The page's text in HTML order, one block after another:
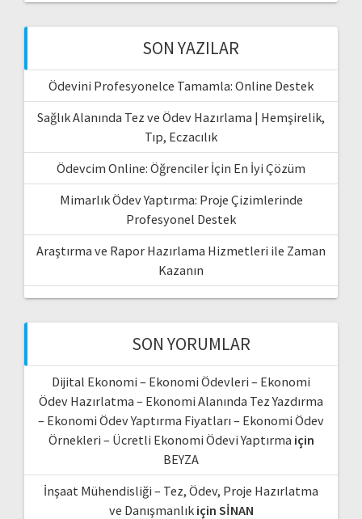
SON YAZILAR
Ödevini Profesyonelce Tamamla: Online Destek
Sağlık Alanında Tez ve Ödev Hazırlama | Hemşirelik,
Tıp, Eczacılık
Ödevcim Online: Öğrenciler İçin En İyi Çözüm
Mimarlık Ödev Yaptırma: Proje Çizimlerinde
Profesyonel Destek
Araştırma ve Rapor Hazırlama Hizmetleri ile Zaman
Kazanın
SON YORUMLAR
Dijital Ekonomi – Ekonomi Ödevleri – Ekonomi
Ödev Hazırlatma – Ekonomi Alanında Tez Yazdırma
– Ekonomi Ödev Yaptırma Fiyatları – Ekonomi Ödev
Örnekleri – Ücretli Ekonomi Ödevi Yaptırma için
BEYZA
İnşaat Mühendisliği – Tez, Ödev, Proje Hazırlatma
ve Danışmanlıkiçin SİNAN